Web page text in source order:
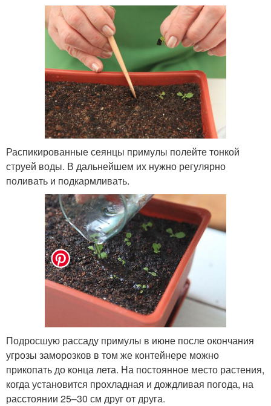
Распикированные сеянцы примулы полейте тонкой
струей воды. В дальнейшем их нужно регулярно
поливать и подкармливать.
Подросшую рассаду примулы в июне после окончания
угрозы заморозков в том же контейнере можно
прикопать до конца лета. На постоянное место растения,
когда установится прохладная и дождливая погода, на
расстоянии 25–30 см друг от друга.